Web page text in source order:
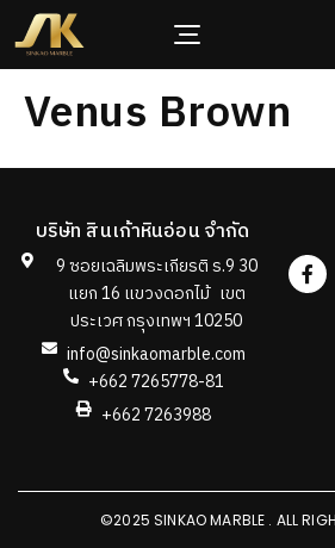
Venus Brown
บริษัท สินเก้าหินอ่อน จำกัด
9 ซอยเฉลิมพระเกียรติ ร.9 30
แยก 16 แขวงดอกไม้ เขต
ประเวศ กรุงเทพฯ 10250
info@sinkaomarble.com
+662 7265778-81
+662 7263988
©2025 SINKAO MARBLE . ALL